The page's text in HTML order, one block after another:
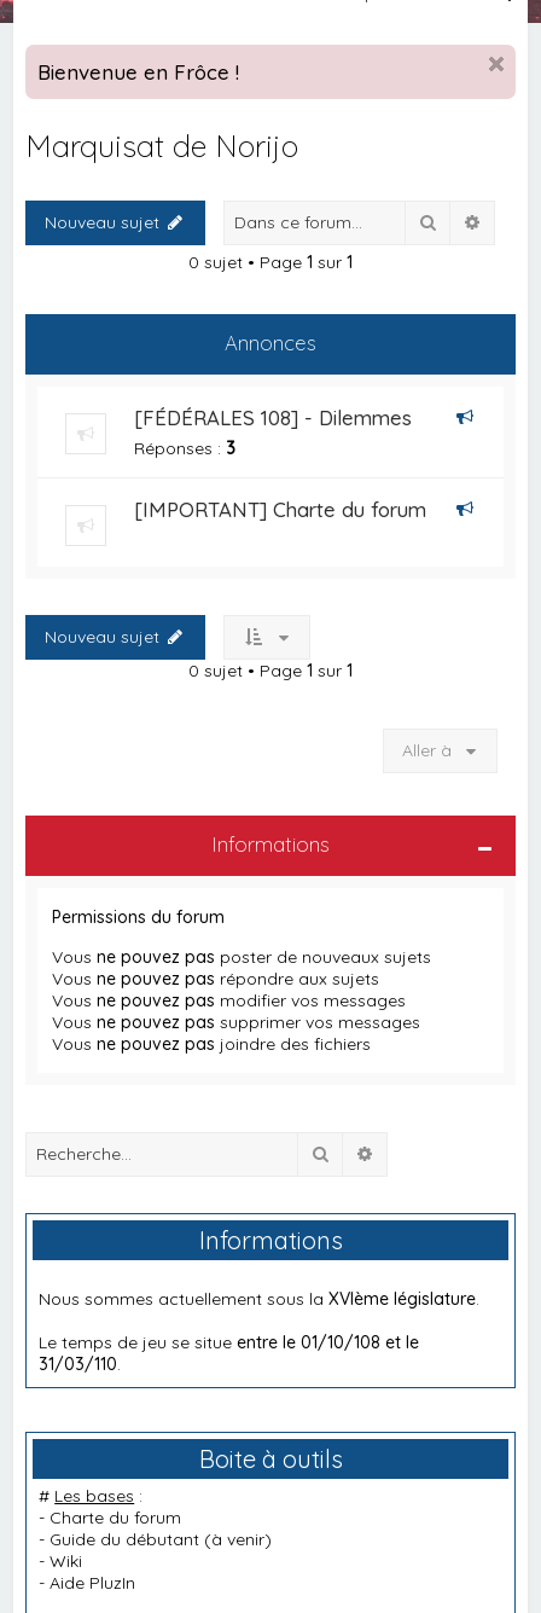
c
h
Bienvenue en Frôce !
Marquisat de Norijo
Nouveau sujet Rechercher
0 sujet • Page 1 sur 1
Annonces
[FÉDÉRALES 108] - Dilemmes
Réponses : 3
[IMPORTANT] Charte du forum
Nouveau sujet
0 sujet • Page 1 sur 1
Aller à
Informations
Permissions du forum
Vousne pouvez pas poster de nouveaux sujets
Vousne pouvez pas répondre aux sujets
Vousne pouvez pas modifier vos messages
Vousne pouvez pas supprimer vos messages
Vousne pouvez pas joindre des fichiers
Rechercher
Informations
Nous sommes actuellement sous laXVIème législature
Le temps de jeu se situeentre le 01/10/108 et le
31/03/110
Boite à outils
# Les bases :
- Charte du forum
- Guide du débutant (à venir)
-Wiki
-Aide PluzIn